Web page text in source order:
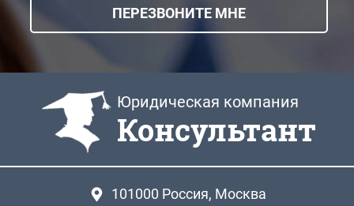
ПЕРЕЗВОНИТЕ МНЕ
Юридическая компания
Консультант
101000 Россия, Москва